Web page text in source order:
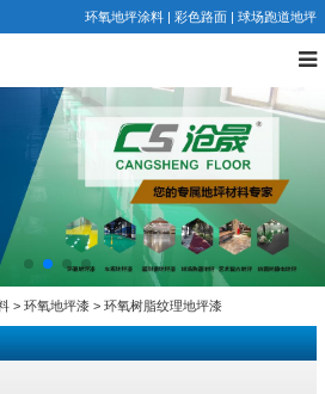
环氧地坪涂料| 彩色路面| 球场跑道地坪
>环氧地坪漆 > 环氧树脂纹理地坪漆